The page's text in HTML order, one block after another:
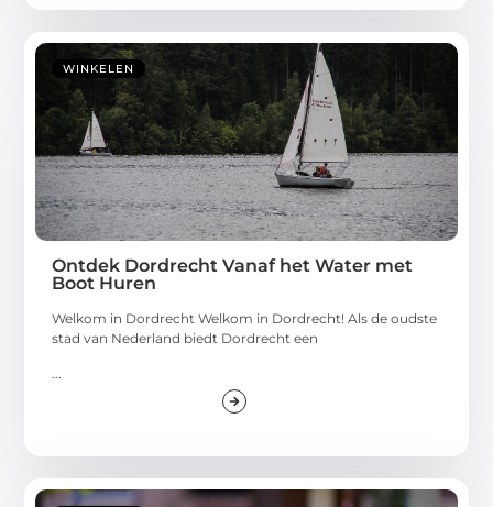
WINKELEN
Ontdek Dordrecht Vanaf het Water met
Boot Huren
Welkom in Dordrecht Welkom in Dordrecht! Als de oudste
stad van Nederland biedt Dordrecht een
...